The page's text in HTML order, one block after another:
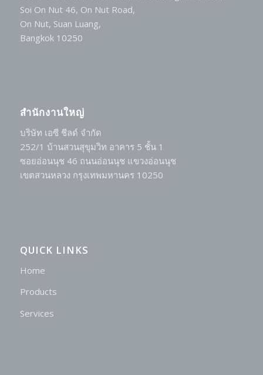
Soi On Nut 46, On Nut Road,
On Nut, Suan Luang,
Bangkok 10250
สำนักงานใหญ่
บริษัท เอซี ชีลด์ จำกัด
252/1 บ้านสวนสุขุมวิท อาคาร 5 ชั้น 1
ซอยอ่อนนุช 46 ถนนอ่อนนุช แขวงอ่อนนุช
เขตสวนหลวง กรุงเทพมหานคร 10250
QUICK LINKS
Home
Products
Services